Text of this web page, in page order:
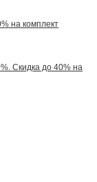
на комплект
Скидка до 40% на